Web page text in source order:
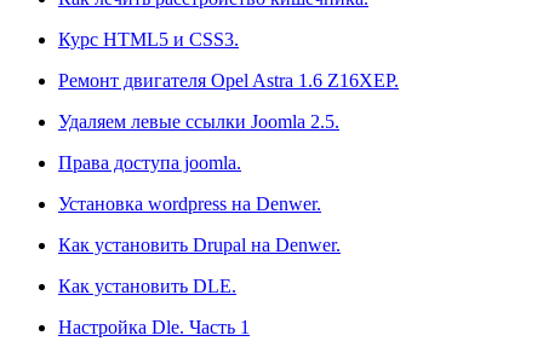
Курс HTML5 и CSS3.
Ремонт двигателя Opel Astra 1.6 Z16XEP.
Удаляем левые ссылки Joomla 2.5.
Права доступа joomla.
Установка wordpress на Denwer.
Как установить Drupal на Denwer.
Как установить DLE.
Настройка Dle. Часть 1